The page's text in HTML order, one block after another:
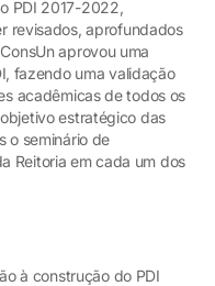
PDI 2017-2022,
revisados, aprofundados
aprovou uma
fazendo uma validação
acadêmicas de todos os
estratégico das
o seminário de
Reitoria em cada um dos
à construção do PDI